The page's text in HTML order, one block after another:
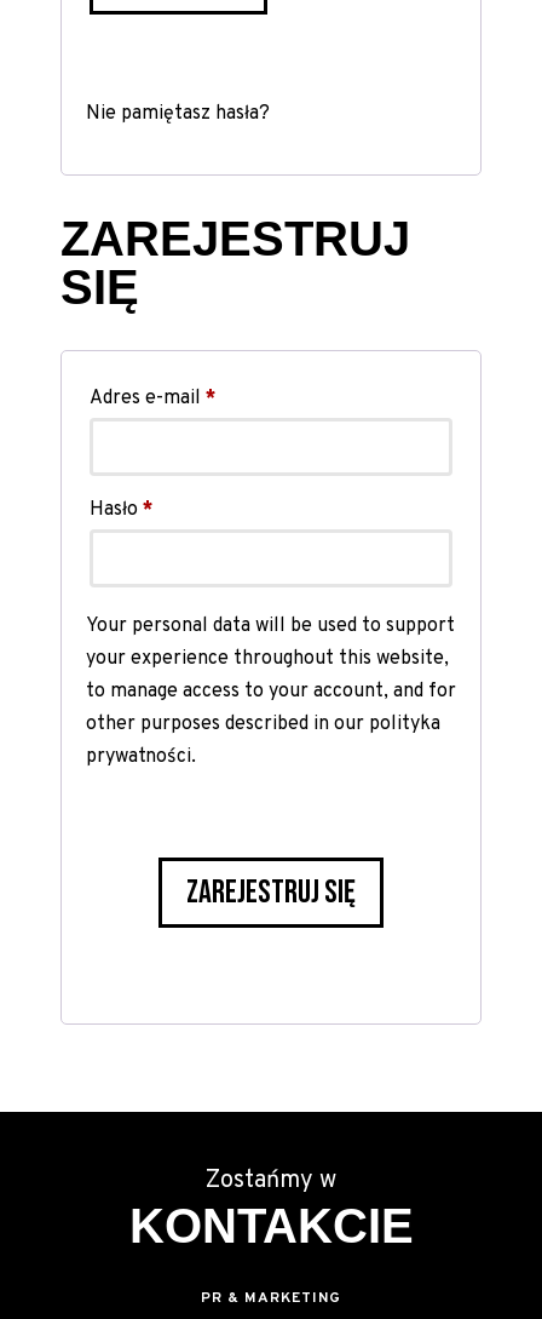
Nie pamiętasz hasła?
ZAREJESTRUJ
SIĘ
Adres e-mail *Wymagane
Hasło *Wymagane
Your personal data will be used to support
your experience throughout this website,
to manage access to your account, and for
other purposes described in our polityka
prywatności.
ZAREJESTRUJ SIĘ
Zostańmy w
KONTAKCIE
PR & MARKETING